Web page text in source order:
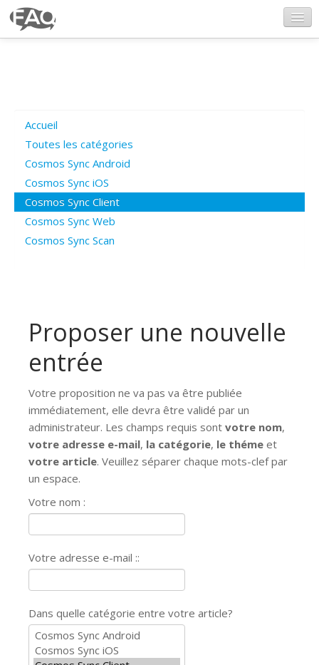
Poser une question
Questions ouvertes
Connexion
Accueil
Toutes les catégories
Cosmos Sync Android
Cosmos Sync iOS
Cosmos Sync Client
Cosmos Sync Web
Cosmos Sync Scan
Proposer une nouvelle
entrée
Votre proposition ne va pas va être publiée
immédiatement, elle devra être validé par un
administrateur. Les champs requis sont votre nom,
votre adresse e-mail, la catégorie, le théme et
votre article. Veuillez séparer chaque mots-clef par
un espace.
Votre nom :
Votre adresse e-mail ::
Dans quelle catégorie entre votre article?